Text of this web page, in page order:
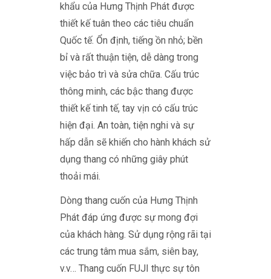
khẩu của Hưng Thịnh Phát được
thiết kế tuân theo các tiêu chuẩn
Quốc tế. Ổn định, tiếng ồn nhỏ; bền
bỉ và rất thuận tiện, dễ dàng trong
việc bảo trì và sửa chữa. Cấu trúc
thông minh, các bậc thang được
thiết kế tinh tế, tay vịn có cấu trúc
hiện đại. An toàn, tiện nghi và sự
hấp dẫn sẽ khiến cho hành khách sử
dụng thang có những giây phút
thoải mái.
Dòng thang cuốn của Hưng Thịnh
Phát đáp ứng được sự mong đợi
của khách hàng. Sử dụng rộng rãi tại
các trung tâm mua sắm, siên bay,
v.v… Thang cuốn FUJI thực sự tôn